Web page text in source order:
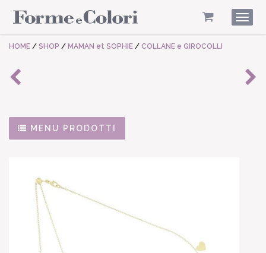
HOME / SHOP / MAMAN et SOPHIE / COLLANE e GIROCOLLI
MENU PRODOTTI